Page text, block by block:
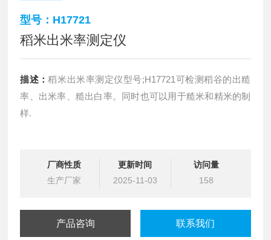
型号：H17721
稻米出米率测定仪
描述：稻米出米率测定仪型号;H17721可检测稻谷的出糙
率、出米率、糙出白率。同时也可以用于糙米和精米的制
样.
厂商性质
生产厂家
更新时间
2025-11-03
访问量
158
产品咨询 联系我们